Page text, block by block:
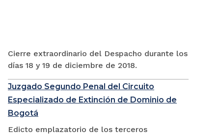
Cierre extraordinario del Despacho durante los
días 18 y 19 de diciembre de 2018.
Juzgado Segundo Penal del Circuito
Especializado de Extinción de Dominio de
Bogotá
Edicto emplazatorio de los terceros